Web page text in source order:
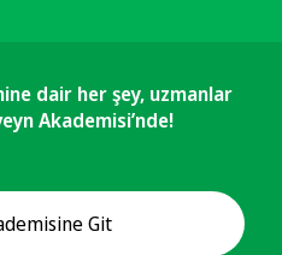
dair her şey, uzmanlar
Akademisi’nde!
Git